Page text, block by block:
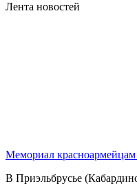
Лента новостей
Мемориал красноармейцам
В Приэльбрусье